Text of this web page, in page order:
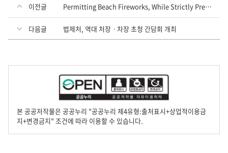
이전글 Permitting Beach Fireworks, While Strictly Preventing Crime Occurrence and Consumer Harm
다음글 법제처, 역대 처장ㆍ차장 초청 간담회 개최
본 공공저작물은 공공누리 "공공누리 제4유형:출처표시+상업적이용금
지+변경금지" 조건에 따라 이용할 수 있습니다.